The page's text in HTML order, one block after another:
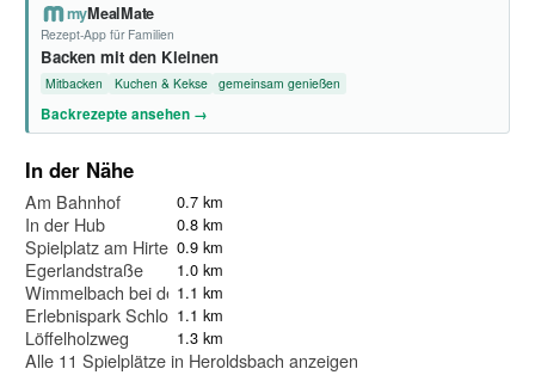
myMealMate
Rezept-App für Familien
Backen mit den Kleinen
Mitbacken Kuchen & Kekse gemeinsam genießen
Backrezepte ansehen →
In der Nähe
Am Bahnhof 0.7 km
In der Hub 0.8 km
Spielplatz am Hirtenbach
0.9 km
Egerlandstraße 1.0 km
Wimmelbach bei der Kirche
1.1 km
Erlebnispark Schloss Thurn
1.1 km
Löffelholzweg 1.3 km
Alle 11 Spielplätze in Heroldsbach anzeigen